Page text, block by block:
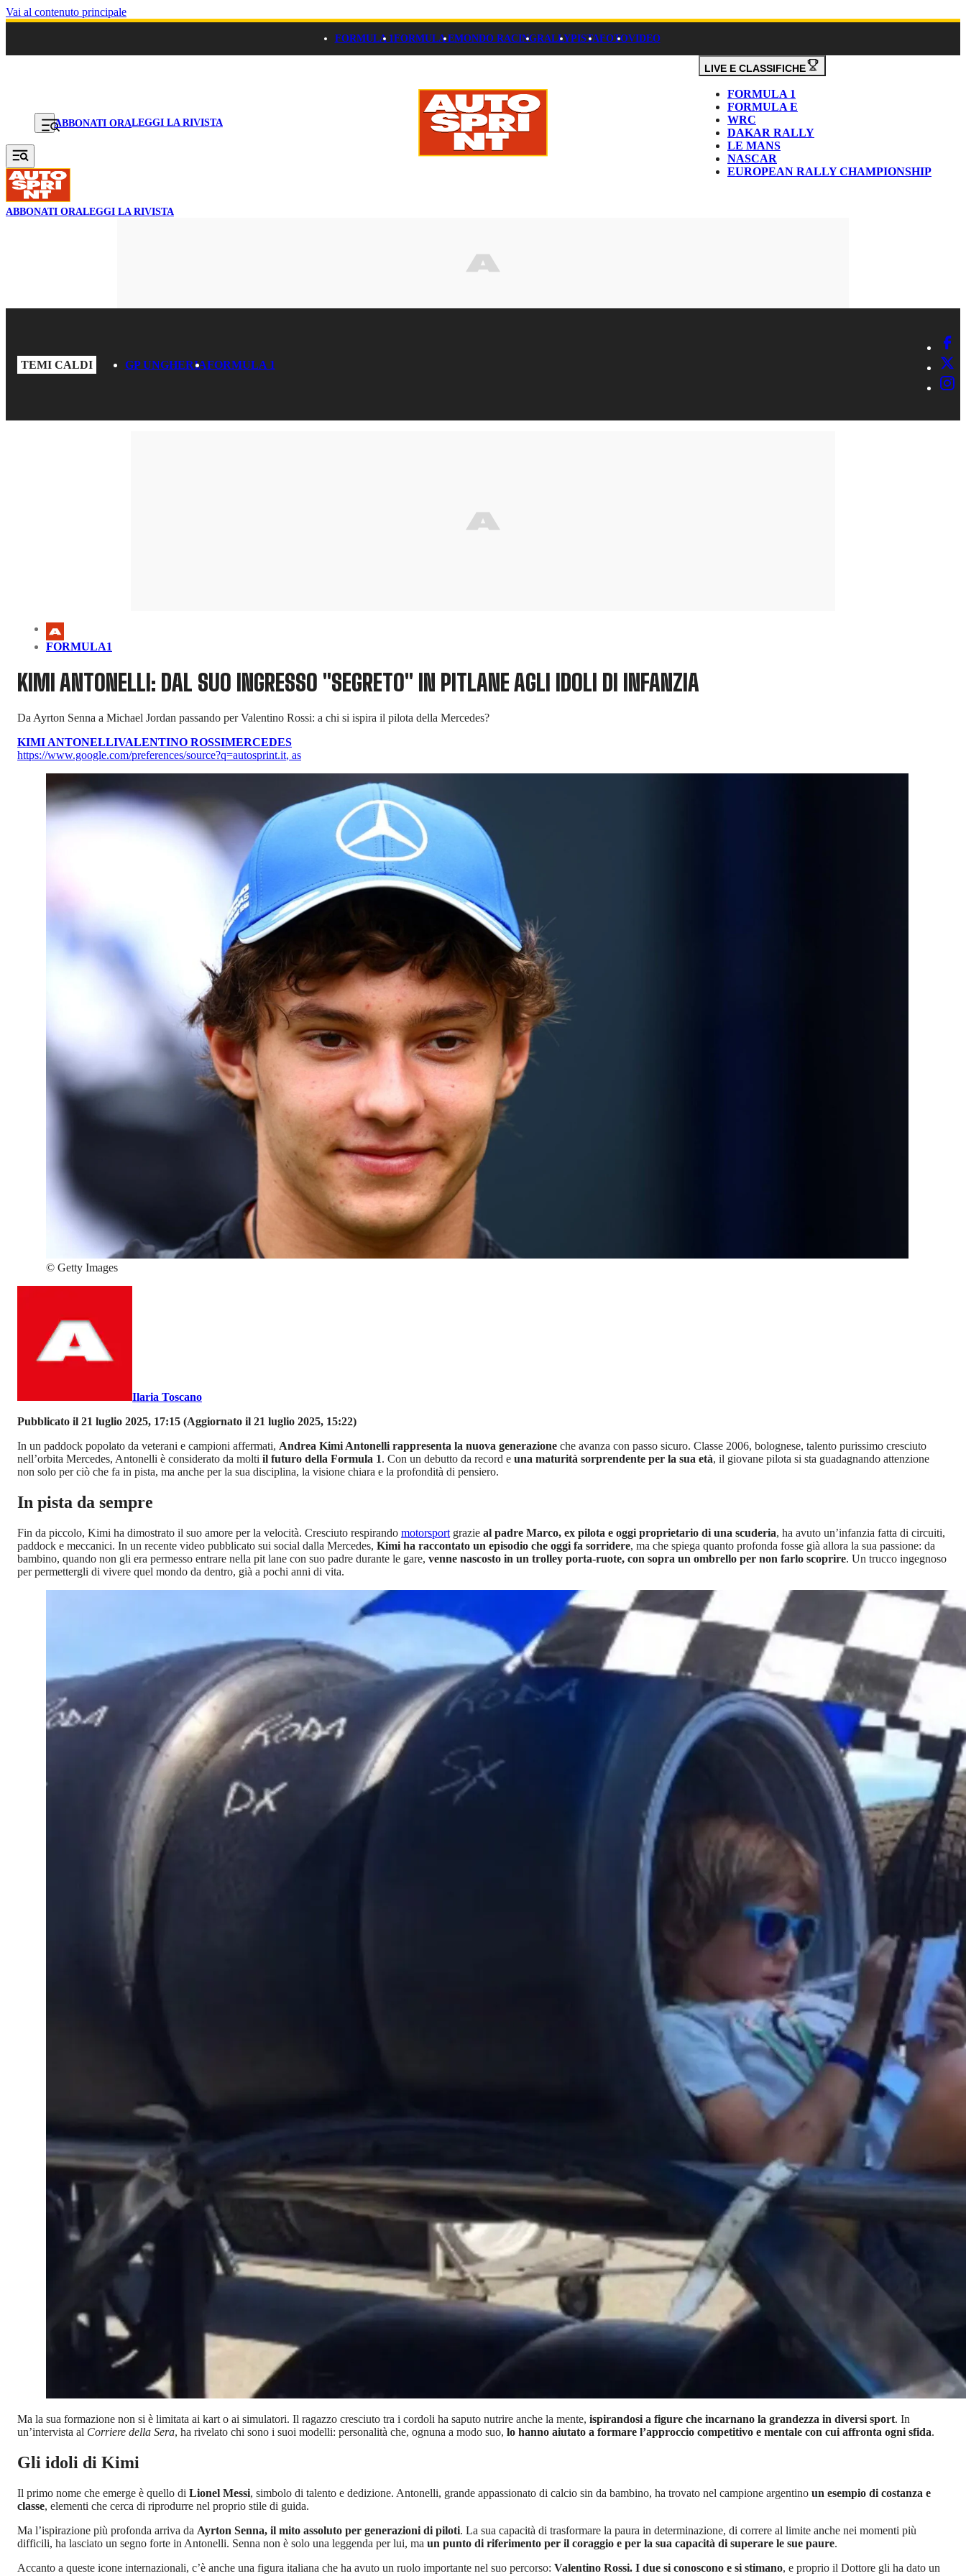
Vai al contenuto principale
FORMULA 1FORMULA EMONDO RACINGRALLYPISTAFOTOVIDEO
ABBONATI ORALEGGI LA RIVISTA
LIVE E CLASSIFICHE
FORMULA 1
FORMULA E
WRC
DAKAR RALLY
LE MANS
NASCAR
EUROPEAN RALLY CHAMPIONSHIP
ABBONATI ORALEGGI LA RIVISTA
TEMI CALDI GP UNGHERIAFORMULA 1
FORMULA1
KIMI ANTONELLI: DAL SUO INGRESSO "SEGRETO" IN PITLANE AGLI IDOLI DI INFANZIA
Da Ayrton Senna a Michael Jordan passando per Valentino Rossi: a chi si ispira il pilota della Mercedes?
KIMI ANTONELLIVALENTINO ROSSIMERCEDES
https://www.google.com/preferences/source?q=autosprint.it, as
© Getty Images
Ilaria Toscano
Pubblicato il 21 luglio 2025, 17:15 (Aggiornato il 21 luglio 2025, 15:22)
In un paddock popolato da veterani e campioni affermati, Andrea Kimi Antonelli rappresenta la nuova generazione che avanza con passo sicuro. Classe 2006, bolognese, talento purissimo cresciuto
nell’orbita Mercedes, Antonelli è considerato da molti il futuro della Formula 1. Con un debutto da record e una maturità sorprendente per la sua età, il giovane pilota si sta guadagnando attenzione
non solo per ciò che fa in pista, ma anche per la sua disciplina, la visione chiara e la profondità di pensiero.
In pista da sempre
Fin da piccolo, Kimi ha dimostrato il suo amore per la velocità. Cresciuto respirando motorsport grazie al padre Marco, ex pilota e oggi proprietario di una scuderia, ha avuto un’infanzia fatta di circuiti,
paddock e meccanici. In un recente video pubblicato sui social dalla Mercedes, Kimi ha raccontato un episodio che oggi fa sorridere, ma che spiega quanto profonda fosse già allora la sua passione: da
bambino, quando non gli era permesso entrare nella pit lane con suo padre durante le gare, venne nascosto in un trolley porta-ruote, con sopra un ombrello per non farlo scoprire. Un trucco ingegnoso
per permettergli di vivere quel mondo da dentro, già a pochi anni di vita.
Ma la sua formazione non si è limitata ai kart o ai simulatori. Il ragazzo cresciuto tra i cordoli ha saputo nutrire anche la mente, ispirandosi a figure che incarnano la grandezza in diversi sport. In
un’intervista al Corriere della Sera, ha rivelato chi sono i suoi modelli: personalità che, ognuna a modo suo, lo hanno aiutato a formare l’approccio competitivo e mentale con cui affronta ogni sfida.
Gli idoli di Kimi
Il primo nome che emerge è quello di Lionel Messi, simbolo di talento e dedizione. Antonelli, grande appassionato di calcio sin da bambino, ha trovato nel campione argentino un esempio di costanza e
classe, elementi che cerca di riprodurre nel proprio stile di guida.
Ma l’ispirazione più profonda arriva da Ayrton Senna, il mito assoluto per generazioni di piloti. La sua capacità di trasformare la paura in determinazione, di correre al limite anche nei momenti più
difficili, ha lasciato un segno forte in Antonelli. Senna non è solo una leggenda per lui, ma un punto di riferimento per il coraggio e per la sua capacità di superare le sue paure.
Accanto a queste icone internazionali, c’è anche una figura italiana che ha avuto un ruolo importante nel suo percorso: Valentino Rossi. I due si conoscono e si stimano, e proprio il Dottore gli ha dato un